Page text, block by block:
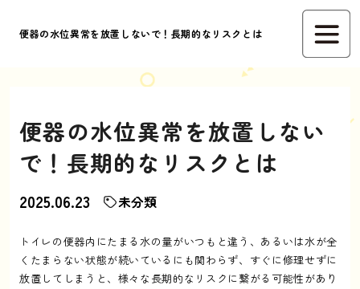
便器の水位異常を放置しないで！長期的なリスクとは
便器の水位異常を放置しない
で！長期的なリスクとは
2025.06.23 未分類
トイレの便器内にたまる水の量がいつもと違う、あるいは水が全
くたまらない状態が続いているにも関わらず、すぐに修理せずに
放置してしまうと、様々な長期的なリスクに繋がる可能性があり